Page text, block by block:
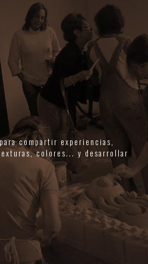
compartir experiencias,
colores... y desarrollar